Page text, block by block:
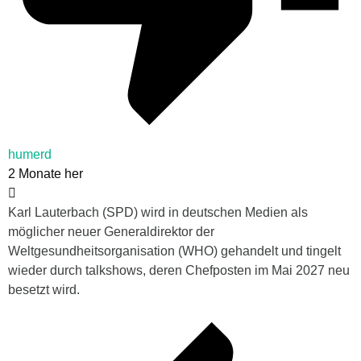
humerd
2 Monate her
Karl Lauterbach (SPD) wird in deutschen Medien als
möglicher neuer Generaldirektor der
Weltgesundheitsorganisation (WHO) gehandelt und tingelt
wieder durch talkshows, deren Chefposten im Mai 2027 neu
besetzt wird.